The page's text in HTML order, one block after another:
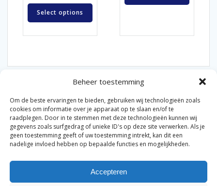
Beheer toestemming
Om de beste ervaringen te bieden, gebruiken wij technologieën zoals
cookies om informatie over je apparaat op te slaan en/of te
raadplegen. Door in te stemmen met deze technologieën kunnen wij
gegevens zoals surfgedrag of unieke ID's op deze site verwerken. Als je
geen toestemming geeft of uw toestemming intrekt, kan dit een
nadelige invloed hebben op bepaalde functies en mogelijkheden.
Accepteren
Select options
© 2026 Van der Bel Las en Radiateurenbedrijf.
Privacyverklaring|Cookiebeleid|Retourbeleid|
Algemene voorwaarden voor consumenten